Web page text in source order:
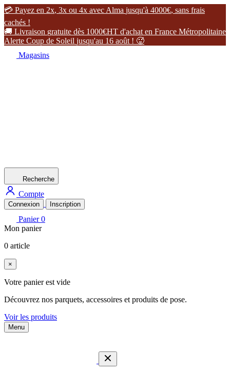
 Payez en 2x, 3x ou 4x avec Alma jusqu'à 4000€, sans frais
cachés !
 Livraison gratuite dès 1000€HT d'achat en France Métropolitaine
Alerte Coup de Soleil jusqu'au 16 août ! 
Magasins
Recherche
Compte
Connexion Inscription
Panier 0
Mon panier
0 article
×
Votre panier est vide
Découvrez nos parquets, accessoires et produits de pose.
Voir les produits
Menu